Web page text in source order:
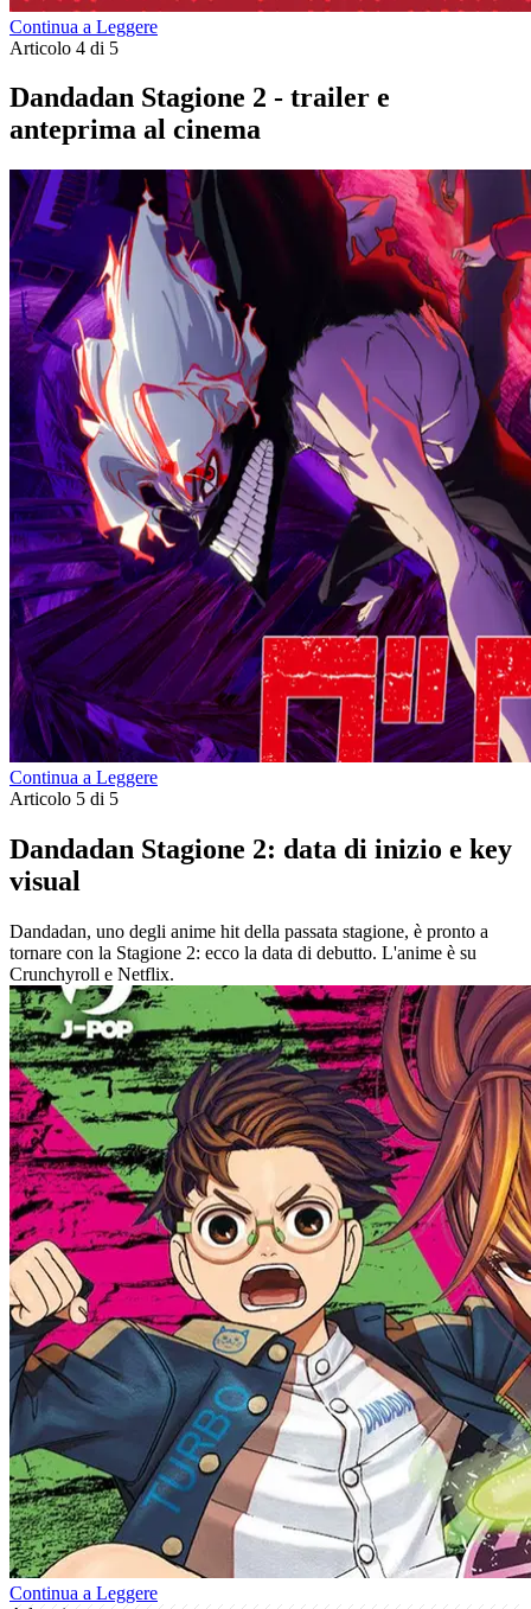
Continua a Leggere
Articolo 4 di 5
Dandadan Stagione 2 - trailer e
anteprima al cinema
Continua a Leggere
Articolo 5 di 5
Dandadan Stagione 2: data di inizio e key
visual
Dandadan, uno degli anime hit della passata stagione, è pronto a
tornare con la Stagione 2: ecco la data di debutto. L'anime è su
Crunchyroll e Netflix.
Continua a Leggere